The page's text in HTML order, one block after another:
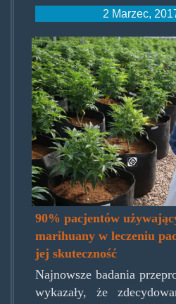
2 Marzec,
90% pacjentów
marihuany w leczeniu
jej skuteczność
Najnowsze badania
wykazały, że